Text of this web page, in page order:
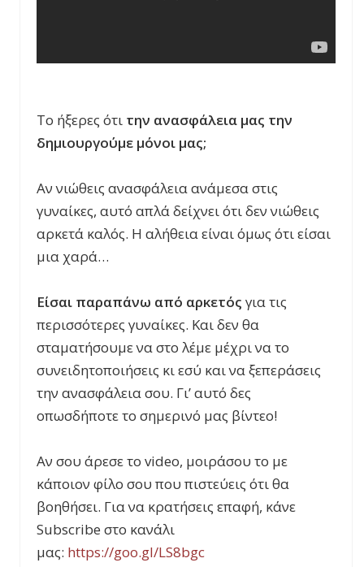
Το ήξερες ότι την ανασφάλεια μας την
δημιουργούμε μόνοι μας;
Αν νιώθεις ανασφάλεια ανάμεσα στις
γυναίκες, αυτό απλά δείχνει ότι δεν νιώθεις
αρκετά καλός. Η αλήθεια είναι όμως ότι είσαι
μια χαρά…
Είσαι παραπάνω από αρκετός για τις
περισσότερες γυναίκες. Και δεν θα
σταματήσουμε να στο λέμε μέχρι να το
συνειδητοποιήσεις κι εσύ και να ξεπεράσεις
την ανασφάλεια σου. Γι’ αυτό δες
οπωσδήποτε το σημερινό μας βίντεο!
Αν σου άρεσε το video, μοιράσου το με
κάποιον φίλο σου που πιστεύεις ότι θα
βοηθήσει. Για να κρατήσεις επαφή, κάνε
Subscribe στο κανάλι
μας: https://goo.gl/LS8bgc